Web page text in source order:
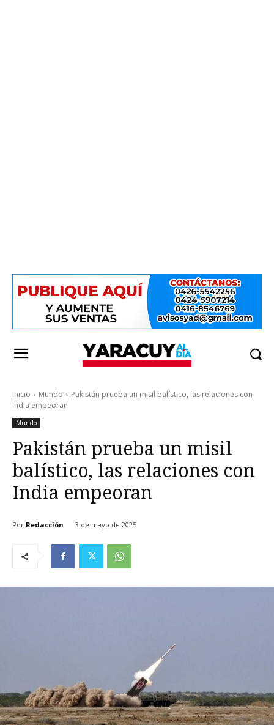
Inicio Mundo
Pakistán prueba un misil balístico, las relaciones con
India empeoran
Mundo
Pakistán prueba un misil
balístico, las relaciones con
India empeoran
Por Redacción 3 de mayo de 2025